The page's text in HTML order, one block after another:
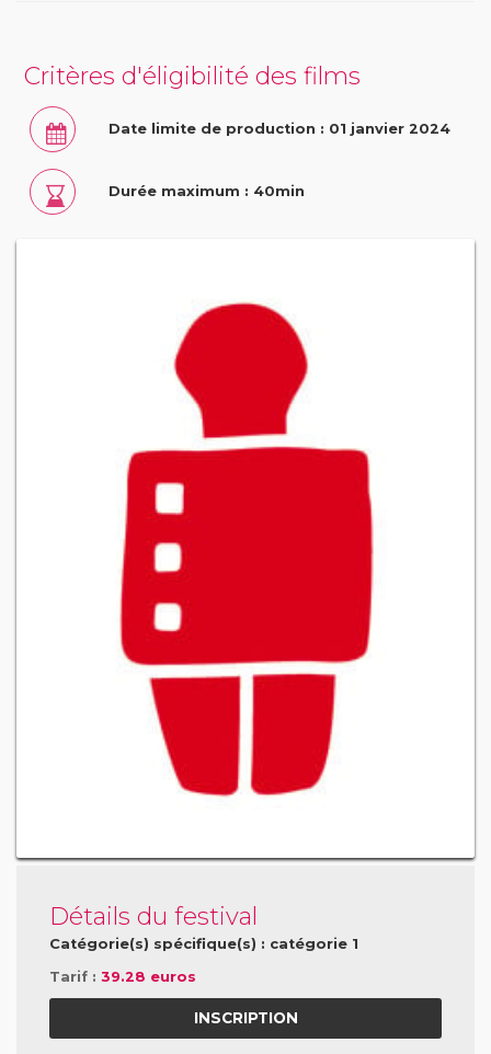
Détails du festival
Catégorie(s) spécifique(s) : catégorie 1
Tarif : 39.28 euros
INSCRIPTION
Critères d'éligibilité des films
Date limite de production : 01 janvier 2024
Durée maximum : 40min